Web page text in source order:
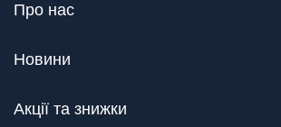
Про нас
Новини
Акції та знижки